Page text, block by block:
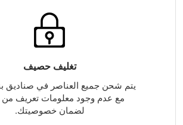
تغليف حصيف
يتم شحن جميع العناصر في صناديق
مع عدم وجود معلومات تعريف من
لضمان خصوصيتك.